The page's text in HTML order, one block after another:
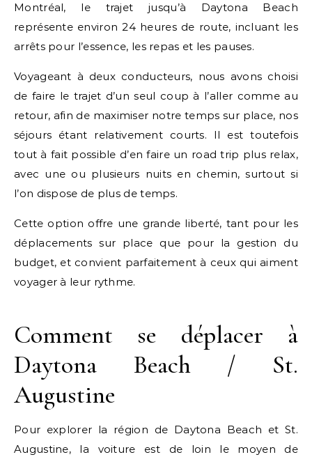
Montréal, le trajet jusqu’à Daytona Beach
représente environ 24 heures de route, incluant les
arrêts pour l’essence, les repas et les pauses.
Voyageant à deux conducteurs, nous avons choisi
de faire le trajet d’un seul coup à l’aller comme au
retour, afin de maximiser notre temps sur place, nos
séjours étant relativement courts. Il est toutefois
tout à fait possible d’en faire un road trip plus relax,
avec une ou plusieurs nuits en chemin, surtout si
l’on dispose de plus de temps.
Cette option offre une grande liberté, tant pour les
déplacements sur place que pour la gestion du
budget, et convient parfaitement à ceux qui aiment
voyager à leur rythme.
Comment se déplacer à
Daytona Beach / St.
Augustine
Pour explorer la région de Daytona Beach et St.
Augustine, la voiture est de loin le moyen de